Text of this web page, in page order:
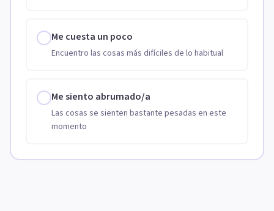
Me cuesta un poco
Encuentro las cosas más difíciles de lo habitual
Me siento abrumado/a
Las cosas se sienten bastante pesadas en este
momento